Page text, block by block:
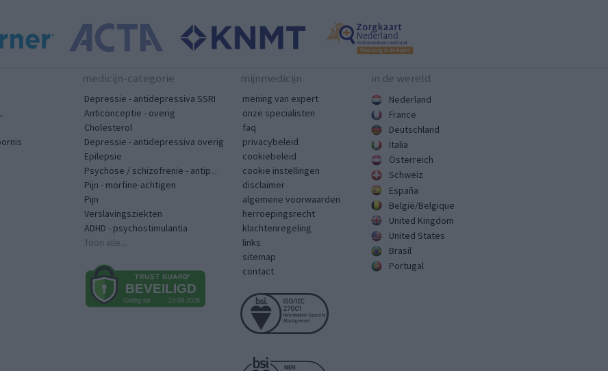
medicijn-categorie
Depressie - antidepressiva SSRI
Anticonceptie - overig
Cholesterol
Depressie - antidepressiva overig
Epilepsie
Psychose / schizofrenie - antip...
Pijn - morfine-achtigen
Pijn
Verslavingsziekten
ADHD - psychostimulantia
Toon alle...
mijnmedicijn
mening van expert
onze specialisten
faq
privacybeleid
cookiebeleid
cookie instellingen
disclaimer
algemene voorwaarden
herroepingsrecht
klachtenregeling
links
sitemap
contact
in de wereld
Nederland
France
Deutschland
Italia
Österreich
Schweiz
España
België/Belgique
United Kingdom
United States
Brasil
Portugal